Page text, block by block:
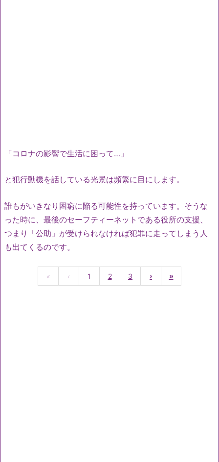
「コロナの影響で生活に困って…」
と犯行動機を話している光景は頻繁に目にします。
誰もがいきなり困窮に陥る可能性を持っています。そうな
った時に、最後のセーフティーネットである役所の支援、
つまり「公助」が受けられなければ犯罪に走ってしまう人
も出てくるのです。
« ‹ 1 2 3 › »